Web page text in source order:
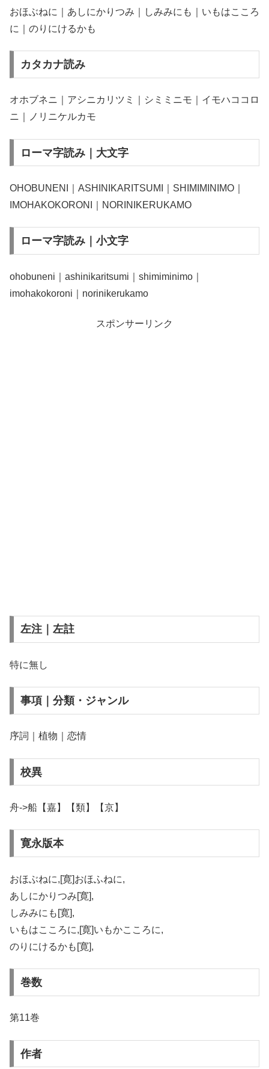
おほぶねに｜あしにかりつみ｜しみみにも｜いもはこころ
に｜のりにけるかも
カタカナ読み
オホブネニ｜アシニカリツミ｜シミミニモ｜イモハココロ
ニ｜ノリニケルカモ
ローマ字読み｜大文字
OHOBUNENI｜ASHINIKARITSUMI｜SHIMIMINIMO｜
IMOHAKOKORONI｜NORINIKERUKAMO
ローマ字読み｜小文字
ohobuneni｜ashinikaritsumi｜shimiminimo｜
imohakokoroni｜norinikerukamo
スポンサーリンク
左注｜左註
特に無し
事項｜分類・ジャンル
序詞｜植物｜恋情
校異
舟->船【嘉】【類】【京】
寛永版本
おほぶねに,[寛]おほふねに,
あしにかりつみ[寛],
しみみにも[寛],
いもはこころに,[寛]いもかこころに,
のりにけるかも[寛],
巻数
第11巻
作者